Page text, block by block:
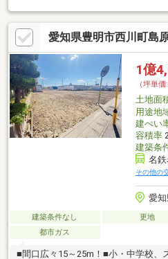
ます。住宅地として良好な居住環境
はおすすめですよ。建築条件なしな
ぶことができます。
愛知県豊明市西川町島
1億
（坪単価
土地面
用途地
建ぺい
容積率
建築条
名
その他の
愛
建築条件なし 更地
都市ガス
■間口広々15～25m！■小・中学校、